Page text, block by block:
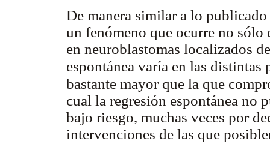
De manera similar a lo publicado
un fenómeno que ocurre no sólo
en neuroblastomas localizados
espontánea varía en las
bastante mayor que la que
cual la regresión espontánea no
bajo riesgo, muchas veces por
intervenciones de las que